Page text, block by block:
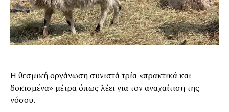
Η θεσμική οργάνωση συνιστά τρία «πρακτικά και
δοκισμένα» μέτρα όπως λέει για τον αναχαίτιση της
νόσου.